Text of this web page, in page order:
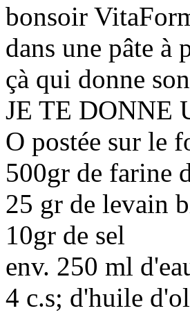
bonsoir
dans une pâte
çà qui donne
JE TE DONNE
O postée sur le
500gr de farine
25 gr de levain
10gr de sel
env. 250 ml
4 c.s; d'huile